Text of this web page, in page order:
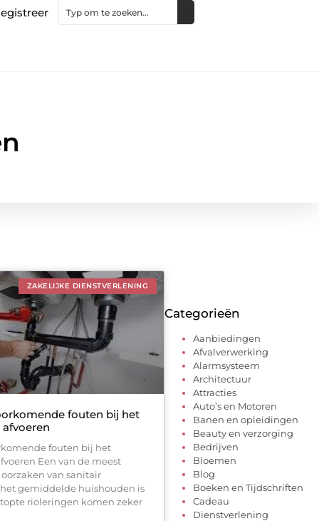
ZAKELIJKE DIENSTVERLENING
fouten bij het
fouten bij het
Een van de meest
van sanitair
gemiddelde huishouden is
rioleringen komen zeker
Categorieën
Aanbiedingen
Afvalverwerking
Alarmsysteem
Architectuur
Attracties
Auto’s en Motoren
Banen en opleidingen
Beauty en verzorging
Bedrijven
Bloemen
Blog
Boeken en Tijdschriften
Cadeau
Dienstverlening